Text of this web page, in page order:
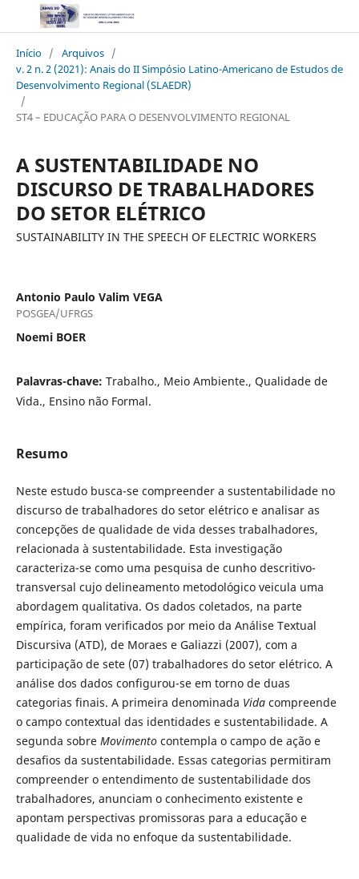
Início / Arquivos /
v. 2 n. 2 (2021): Anais do II Simpósio Latino-Americano de Estudos de
Desenvolvimento Regional (SLAEDR)
/
ST4 – EDUCAÇÃO PARA O DESENVOLVIMENTO REGIONAL
A SUSTENTABILIDADE NO
DISCURSO DE TRABALHADORES
DO SETOR ELÉTRICO
SUSTAINABILITY IN THE SPEECH OF ELECTRIC WORKERS
Antonio Paulo Valim VEGA
POSGEA/UFRGS
Noemi BOER
Palavras-chave: Trabalho., Meio Ambiente., Qualidade de
Vida., Ensino não Formal.
Resumo
Neste estudo busca-se compreender a sustentabilidade no
discurso de trabalhadores do setor elétrico e analisar as
concepções de qualidade de vida desses trabalhadores,
relacionada à sustentabilidade. Esta investigação
caracteriza-se como uma pesquisa de cunho descritivo-
transversal cujo delineamento metodológico veicula uma
abordagem qualitativa. Os dados coletados, na parte
empírica, foram verificados por meio da Análise Textual
Discursiva (ATD), de Moraes e Galiazzi (2007), com a
participação de sete (07) trabalhadores do setor elétrico. A
análise dos dados configurou-se em torno de duas
categorias finais. A primeira denominada Vida compreende
o campo contextual das identidades e sustentabilidade. A
segunda sobre Movimento contempla o campo de ação e
desafios da sustentabilidade. Essas categorias permitiram
compreender o entendimento de sustentabilidade dos
trabalhadores, anunciam o conhecimento existente e
apontam perspectivas promissoras para a educação e
qualidade de vida no enfoque da sustentabilidade.